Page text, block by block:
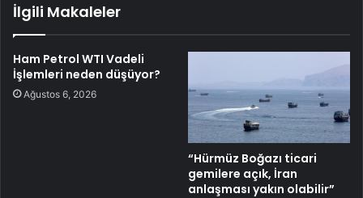
İlgili Makaleler
Ham Petrol WTI Vadeli
İşlemleri neden düşüyor?
Ağustos 6, 2026
“Hürmüz Boğazı ticari
gemilere açık, İran
anlaşması yakın olabilir”